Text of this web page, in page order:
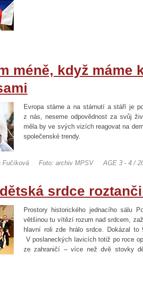
méně, když máme
Evropa stárne a na stárnutí a stáří je
z nás, neseme odpovědnost za svůj
měla by ve svých vizích reagovat na
společenské trendy.
Fučíková Foto: archiv MPSV AGE 3 - 4 /
srdce
Prostory historického jednacího sálu
většinou tu vítězí rozum nad srdcem,
hlavní roli zde hrálo srdce. Dokázal
V poslaneckých lavicích totiž po roce
ze zahraničí – více než dvě stovky